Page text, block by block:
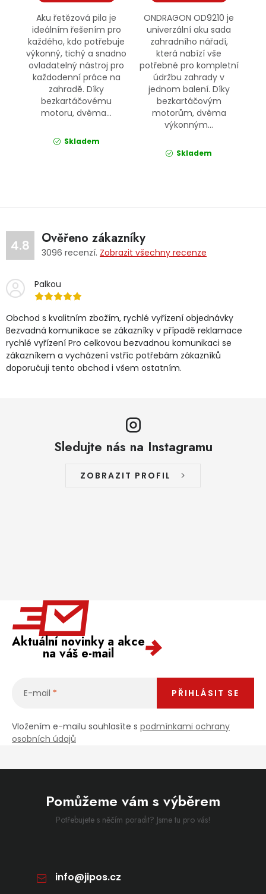
Aku řetězová pila je
ideálním řešením pro
každého, kdo potřebuje
výkonný, tichý a snadno
ovladatelný nástroj pro
každodenní práce na
zahradě. Díky
bezkartáčovému
motoru, dvěma...
Skladem
ONDRAGON OD9210 je
univerzální aku sada
zahradního nářadí,
která nabízí vše
potřebné pro kompletní
údržbu zahrady v
jednom balení. Díky
bezkartáčovým
motorům, dvěma
výkonným...
Skladem
4.8 Ověřeno zákazníky
3096 recenzí. Zobrazit všechny recenze
Palkou
Obchod s kvalitním zbožím, rychlé vyřízení objednávky
Bezvadná komunikace se zákazníky v případě reklamace
rychlé vyřízení Pro celkovou bezvadnou komunikaci se
zákazníkem a vycházení vstříc potřebám zákazníků
doporučuji tento obchod i všem ostatním.
Sledujte nás na Instagramu
ZOBRAZIT PROFIL
Aktuální novinky a akce
na váš e-mail
E-mail
Vložením e-mailu souhlasíte s podmínkami ochrany
osobních údajů
PŘIHLÁSIT SE
Pomůžeme vám s výběrem
Potřebujete s něčím poradit? Jsme tu pro vás!
info@jipos.cz